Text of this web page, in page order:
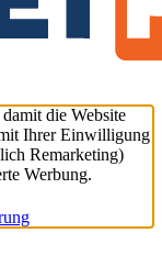
die Website
Ihrer Einwilligung
Remarketing)
Werbung.